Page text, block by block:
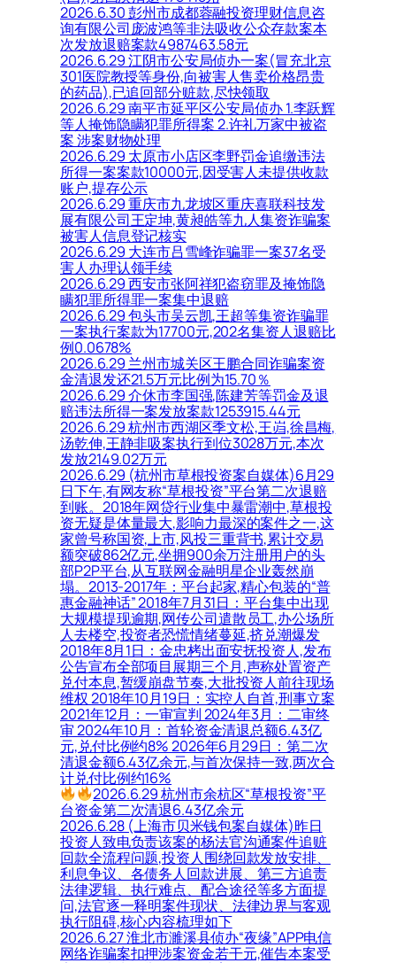
2026.6.30 彭州市成都蓉融投资理财信息咨
询有限公司庞波鸿等非法吸收公众存款案本
次发放退赔案款4987463.58元
2026.6.29 江阴市公安局侦办一案(冒充北京
301医院教授等身份,向被害人售卖价格昂贵
的药品),已追回部分赃款,尽快领取
2026.6.29 南平市延平区公安局侦办 1.李跃辉
等人掩饰隐瞒犯罪所得案 2.许礼万家中被盗
案 涉案财物处理
2026.6.29 太原市小店区李野罚金追缴违法
所得一案案款10000元,因受害人未提供收款
账户,提存公示
2026.6.29 重庆市九龙坡区重庆喜联科技发
展有限公司王定坤,黄昶皓等九人集资诈骗案
被害人信息登记核实
2026.6.29 大连市吕雪峰诈骗罪一案37名受
害人办理认领手续
2026.6.29 西安市张阿祥犯盗窃罪及掩饰隐
瞒犯罪所得罪一案集中退赔
2026.6.29 包头市吴云凯,王超等集资诈骗罪
一案执行案款为17700元,202名集资人退赔比
例0.0678%
2026.6.29 兰州市城关区王鹏合同诈骗案资
金清退发还21.5万元比例为15.70％
2026.6.29 介休市李国强,陈建芳等罚金及退
赔违法所得一案发放案款1253915.44元
2026.6.29 杭州市西湖区季文松,王岿,徐昌梅,
汤乾伸,王静非吸案执行到位3028万元,本次
发放2149.02万元
2026.6.29 (杭州市草根投资案自媒体)6月29
日下午,有网友称“草根投资”平台第二次退赔
到账。2018年网贷行业集中暴雷潮中,草根投
资无疑是体量最大,影响力最深的案件之一,这
家曾号称国资,上市,风投三重背书,累计交易
额突破862亿元,坐拥900余万注册用户的头
部P2P平台,从互联网金融明星企业轰然崩
塌。2013-2017年：平台起家,精心包装的“普
惠金融神话” 2018年7月31日：平台集中出现
大规模提现逾期,网传公司遣散员工,办公场所
人去楼空,投资者恐慌情绪蔓延,挤兑潮爆发
2018年8月1日：金忠栲出面安抚投资人,发布
公告宣布全部项目展期三个月,声称处置资产
兑付本息,暂缓崩盘节奏,大批投资人前往现场
维权 2018年10月19日：实控人自首,刑事立案
2021年12月：一审宣判 2024年3月：二审终
审 2024年10月：首轮资金清退总额6.43亿
元,兑付比例约8% 2026年6月29日：第二次
清退金额6.43亿余元,与首次保持一致,两次合
计兑付比例约16%
2026.6.29 杭州市余杭区“草根投资”平
台资金第二次清退6.43亿余元
2026.6.28 (上海市贝米钱包案自媒体)昨日
投资人致电负责该案的杨法官沟通案件追赃
回款全流程问题,投资人围绕回款发放安排、
利息争议、各债务人回款进展、第三方追责
法律逻辑、执行难点、配合途径等多方面提
问,法官逐一释明案件现状、法律边界与客观
执行阻碍,核心内容梳理如下
2026.6.27 淮北市濉溪县侦办“夜缘”APP电信
网络诈骗案扣押涉案资金若干元,催告本案受